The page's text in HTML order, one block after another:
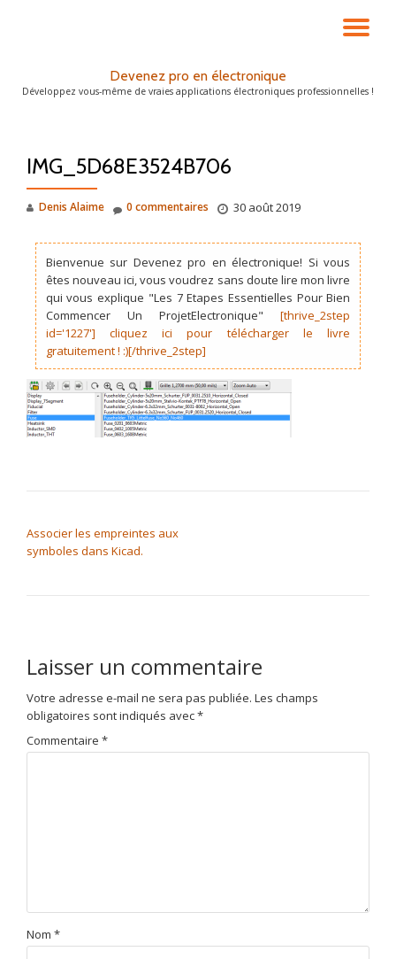
LA
Devenez pro en électronique
Développez vous-même de vraies applications électroniques professionnelles !
IMG_5D68E3524B706
Denis Alaime 30 août 2019
0 commentaires
Bienvenue sur Devenez pro en électronique! Si vous
êtes nouveau ici, vous voudrez sans doute lire mon livre
qui vous explique "Les 7 Etapes Essentielles Pour Bien
Commencer Un ProjetElectronique"[thrive_2step
id='1227'] cliquez ici pour télécharger le livre
gratuitement ! :)[/thrive_2step]
Associer les empreintes aux
symboles dans Kicad.
Laisser un commentaire
Votre adresse e-mail ne sera pas publiée. Les champs
obligatoires sont indiqués avec*
Commentaire *
Nom *